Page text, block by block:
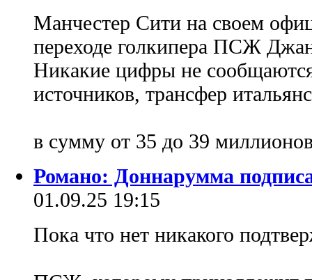
Манчестер Сити на своем
переходе голкипера ПСЖ
Никакие цифры не
источников, трансфер
в сумму от 35 до 39
Романо: Доннарумма
01.09.25 19:15
Пока что нет никакого